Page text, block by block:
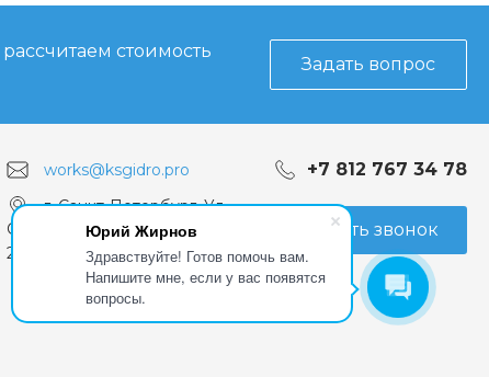
Юрий Жирнов
Здравствуйте! Готов помочь вам.
Напишите мне, если у вас появятся
вопросы.
стоимость
Задать вопрос
works@ksgidro.pro +7 812 767 34 78
г. Санкт-Петербург, Ул.
Седова д.107 лит. А, офис
206
Заказать звонок